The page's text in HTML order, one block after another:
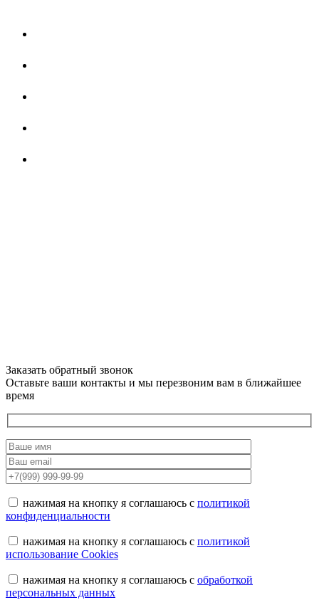
Заказать обратный звонок
Оставьте ваши контакты и мы перезвоним вам в ближайшее
время
нажимая на кнопку я соглашаюсь с политикой
конфиденциальности
нажимая на кнопку я соглашаюсь с политикой
использование Cookies
нажимая на кнопку я соглашаюсь с обработкой
персональных данных